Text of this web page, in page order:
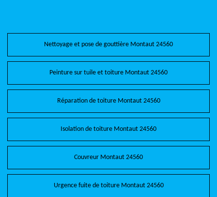
Nettoyage et pose de gouttière Montaut 24560
Peinture sur tuile et toiture Montaut 24560
Réparation de toiture Montaut 24560
Isolation de toiture Montaut 24560
Couvreur Montaut 24560
Urgence fuite de toiture Montaut 24560